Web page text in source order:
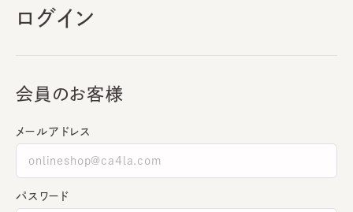
ログイン
会員のお客様
メールアドレス
パスワード